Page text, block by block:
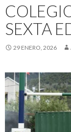
SEXTA
29 ENERO, 2026